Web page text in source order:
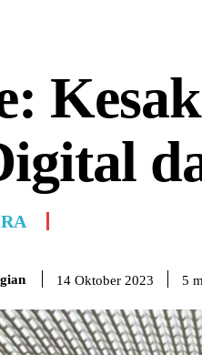
14 Oktober 2023 5